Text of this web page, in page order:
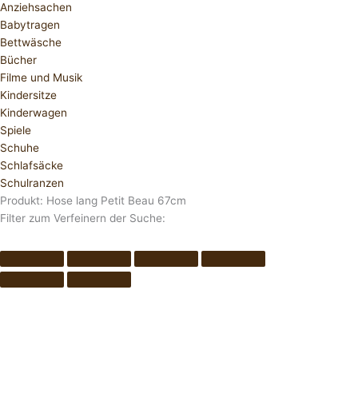
Anziehsachen
Babytragen
Bettwäsche
Bücher
Filme und Musik
Kindersitze
Kinderwagen
Spiele
Schuhe
Schlafsäcke
Schulranzen
Produkt: Hose lang Petit Beau 67cm
Filter zum Verfeinern der Suche: